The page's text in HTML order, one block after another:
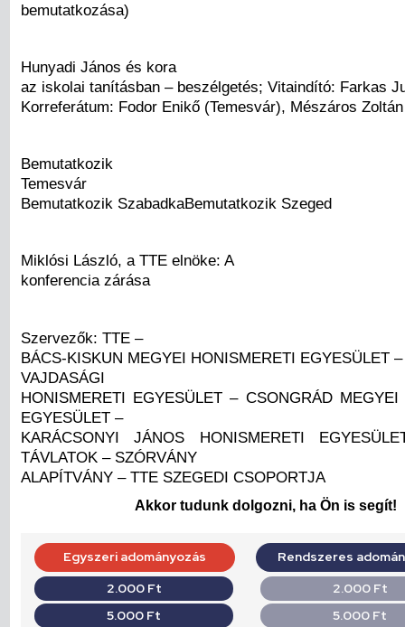
bemutatkozása)
Hunyadi János és kora
az iskolai tanításban – beszélgetés; Vitaindító: Farkas
Korreferátum: Fodor Enikő (Temesvár), Mészáros
Bemutatkozik
Temesvár
Bemutatkozik SzabadkaBemutatkozik Szeged
Miklósi László, a TTE elnöke: A
konferencia zárása
Szervezők: TTE –
BÁCS-KISKUN MEGYEI HONISMERETI EGYESÜLET
VAJDASÁGI
HONISMERETI EGYESÜLET – CSONGRÁD MEGYEI
EGYESÜLET –
KARÁCSONYI JÁNOS HONISMERETI
TÁVLATOK – SZÓRVÁNY
ALAPÍTVÁNY – TTE SZEGEDI CSOPORTJA
Akkor tudunk dolgozni, ha Ön is segít!